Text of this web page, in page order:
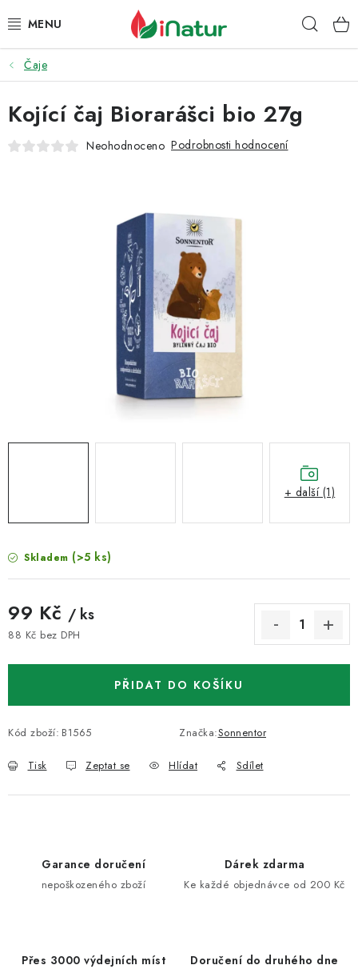
na
POTRAVINY
OŘECHY A SUŠENÉ PLODY
SNACKY
EKO DROGERIE A KOSMETIKA
DOPRAVA A PLATBA
ZNAČKY
Čaje
Skladem (>5 ks)
99 Kč / ks
88 Kč bez DPH
PŘIDAT DO KOŠÍKU
Kód zboží: B1565 Značka:Sonnentor
Tisk Zeptat se Hlídat Sdílet
Kojící čaj Biorarášci bio 27g
Neohodnoceno Podrobnosti hodnocení
+ další (1)
Garance doručení
nepoškozeného zboží
Dárek zdarma
Ke každé objednávce od 200 Kč
Přes 3000 výdejních míst Doručení do druhého dne